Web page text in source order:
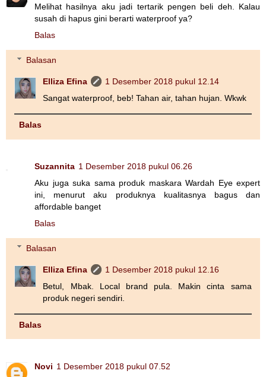
Melihat hasilnya aku jadi tertarik pengen beli deh. Kalau
susah di hapus gini berarti waterproof ya?
Balas
Balasan
Elliza Efina
1 Desember 2018 pukul 12.14
Sangat waterproof, beb! Tahan air, tahan hujan. Wkwk
Balas
Suzannita 1 Desember 2018 pukul 06.26
Aku juga suka sama produk maskara Wardah Eye expert
ini, menurut aku produknya kualitasnya bagus dan
affordable banget
Balas
Balasan
Elliza Efina
1 Desember 2018 pukul 12.16
Betul, Mbak. Local brand pula. Makin cinta sama
produk negeri sendiri.
Balas
Novi 1 Desember 2018 pukul 07.52